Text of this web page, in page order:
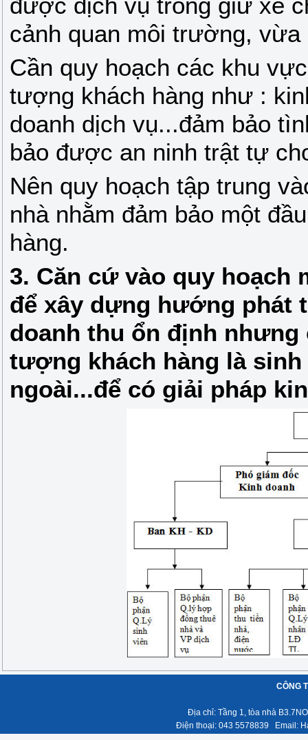
cảnh quan môi trường, vừa
Cần quy hoạch các khu
tượng khách hàng như :
doanh dịch vụ...đảm bảo
bảo được an ninh trật tự
Nên quy hoạch tập trung
nhà nhằm đảm bảo một
hàng.
3. Căn cứ vào quy hoạch
để xây dựng hướng phát
doanh thu ổn định
tượng khách hàng là
ngoài...để có giải pháp
CÔNG
Địa chỉ: Tầng 1, tòa nhà
Điện thoại: 043 5578839 Email: